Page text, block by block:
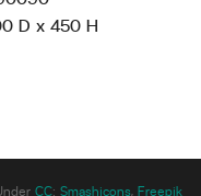
D x 450 H
CC: Smashicons, Freepik